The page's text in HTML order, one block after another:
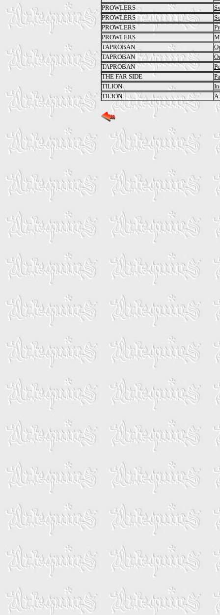
PROWLERS
PROWLERS
PROWLERS
PROWLERS
TAPROBAN
TAPROBAN
TAPROBAN
THE FAR SIDE
TILION
TILION